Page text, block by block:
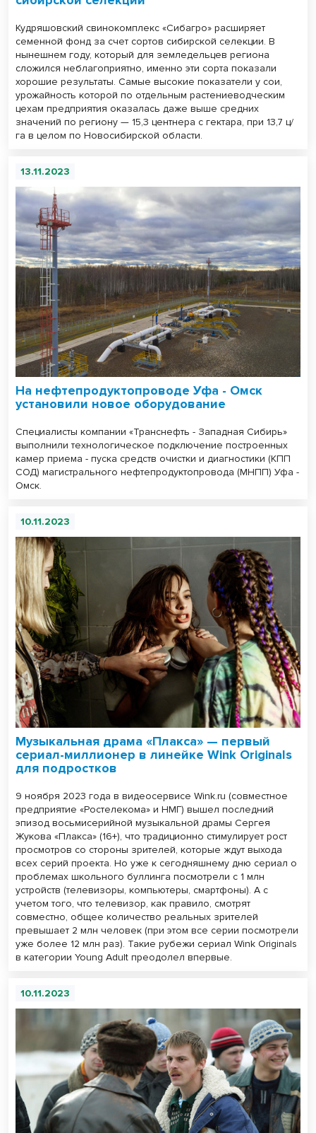
Кудряшовский свинокомплекс «Сибагро» расширяет
семенной фонд за счет сортов сибирской селекции. В
нынешнем году, который для земледельцев региона
сложился неблагоприятно, именно эти сорта показали
хорошие результаты. Самые высокие показатели у сои,
урожайность которой по отдельным растениеводческим
цехам предприятия оказалась даже выше средних
значений по региону — 15,3 центнера с гектара, при 13,7 ц/
га в целом по Новосибирской области.
13.11.2023
На нефтепродуктопроводе Уфа - Омск
установили новое оборудование
Специалисты компании «Транснефть - Западная Сибирь»
выполнили технологическое подключение построенных
камер приема - пуска средств очистки и диагностики (КПП
СОД) магистрального нефтепродуктопровода (МНПП) Уфа -
Омск.
10.11.2023
Музыкальная драма «Плакса» — первый
сериал-миллионер в линейке Wink Originals
для подростков
9 ноября 2023 года в видеосервисе Wink.ru (совместное
предприятие «Ростелекома» и НМГ) вышел последний
эпизод восьмисерийной музыкальной драмы Сергея
Жукова «Плакса» (16+), что традиционно стимулирует рост
просмотров со стороны зрителей, которые ждут выхода
всех серий проекта. Но уже к сегодняшнему дню сериал о
проблемах школьного буллинга посмотрели с 1 млн
устройств (телевизоры, компьютеры, смартфоны). А с
учетом того, что телевизор, как правило, смотрят
совместно, общее количество реальных зрителей
превышает 2 млн человек (при этом все серии посмотрели
уже более 12 млн раз). Такие рубежи сериал Wink Originals
в категории Young Adult преодолел впервые.
10.11.2023